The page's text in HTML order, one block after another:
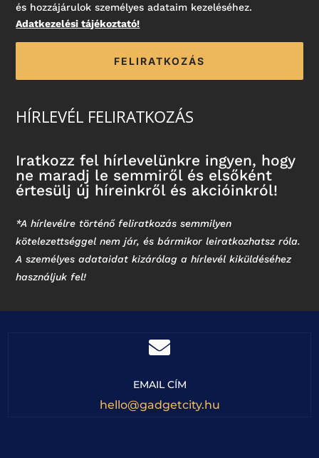
és hozzájárulok személyes adataim kezeléséhez.
Adatkezelési tájékoztató!
FELIRATKOZÁS
HÍRLEVÉL FELIRATKOZÁS
Iratkozz fel hírlevelünkre ingyen, hogy
ne maradj le semmiről és elsőként
értesülj új híreinkről és akcióinkról!
*A hírlevélre történő feliratkozás semmilyen
kötelezettséggel nem jár, és bármikor leiratkozhatsz róla.
A személyes adataidat kizárólag a hírlevél kiküldéséhez
használjuk fel!

EMAIL CÍM
hello@gadgetcity.hu